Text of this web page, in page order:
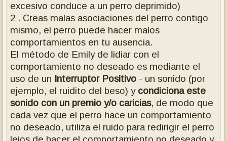
excesivo conduce a un perro deprimido)
2 . Creas malas asociaciones del perro contigo
mismo, el perro puede hacer malos
comportamientos en tu ausencia.
El método de Emily de lidiar con el
comportamiento no deseado es mediante el
uso de un Interruptor Positivo - un sonido (por
ejemplo, el ruidito del beso) y condiciona este
sonido con un premio y/o caricias, de modo que
cada vez que el perro hace un comportamiento
no deseado, utiliza el ruido para redirigir el perro